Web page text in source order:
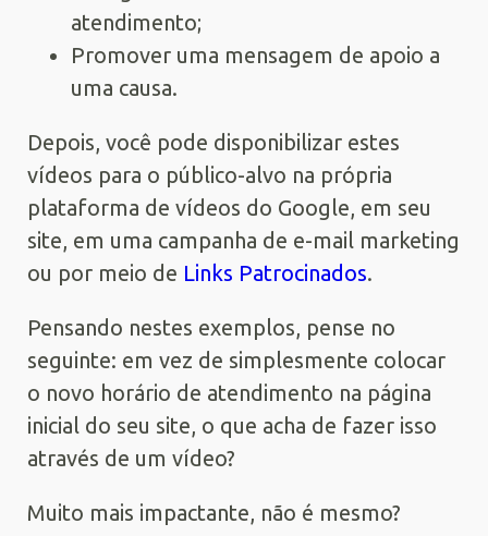
atendimento;
Promover uma mensagem de apoio a
uma causa.
Depois, você pode disponibilizar estes
vídeos para o público-alvo na própria
plataforma de vídeos do Google, em seu
site, em uma campanha de e-mail marketing
ou por meio de Links Patrocinados.
Pensando nestes exemplos, pense no
seguinte: em vez de simplesmente colocar
o novo horário de atendimento na página
inicial do seu site, o que acha de fazer isso
através de um vídeo?
Muito mais impactante, não é mesmo?